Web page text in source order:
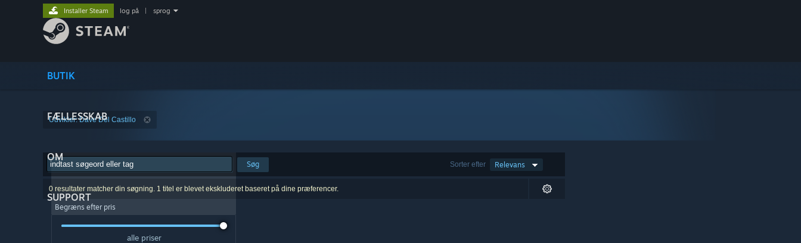
BUTIK
FÆLLESSKAB
OM
SUPPORT
Installer Steam log på sprog
Udvikler: Dave Del Castillo
Sorter efter Relevans
Søg
0 resultater matcher din søgning. 1 titel er blevet ekskluderet baseret på dine præferencer.
Begræns efter pris
alle priser